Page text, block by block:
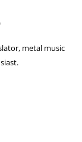
metal music